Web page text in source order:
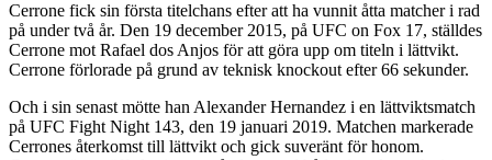
Cerrone fick sin första titelchans efter att ha vunnit åtta matcher i rad
på under två år. Den 19 december 2015, på UFC on Fox 17, ställdes
Cerrone mot Rafael dos Anjos för att göra upp om titeln i lättvikt.
Cerrone förlorade på grund av teknisk knockout efter 66 sekunder.
Och i sin senast mötte han Alexander Hernandez i en lättviktsmatch
på UFC Fight Night 143, den 19 januari 2019. Matchen markerade
Cerrones återkomst till lättvikt och gick suveränt för honom.